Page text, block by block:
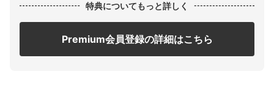
特典についてもっと詳しく
Premium会員登録の詳細はこちら